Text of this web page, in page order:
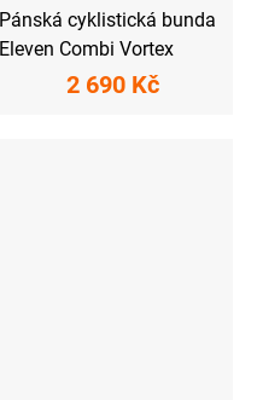
Pánská cyklistická bunda
Eleven Combi Vortex
2 690 Kč